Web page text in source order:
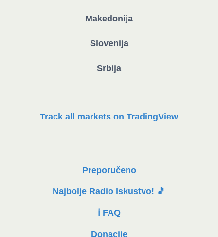
Makedonija
Slovenija
Srbija
Track all markets on TradingView
Preporučeno
Najbolje Radio Iskustvo! 🎵
ℹ️ FAQ
Donacije